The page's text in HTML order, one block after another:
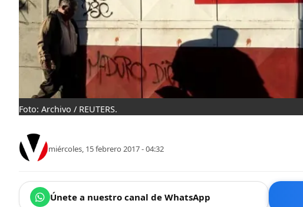
Foto: Archivo / REUTERS.
miércoles, 15 febrero 2017 - 04:32
Únete a nuestro canal de WhatsApp